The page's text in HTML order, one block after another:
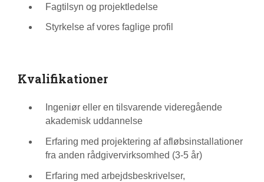
Fagtilsyn og projektledelse
Styrkelse af vores faglige profil
Kvalifikationer
Ingeniør eller en tilsvarende videregående
akademisk uddannelse
Erfaring med projektering af afløbsinstallationer
fra anden rådgivervirksomhed (3-5 år)
Erfaring med arbejdsbeskrivelser,